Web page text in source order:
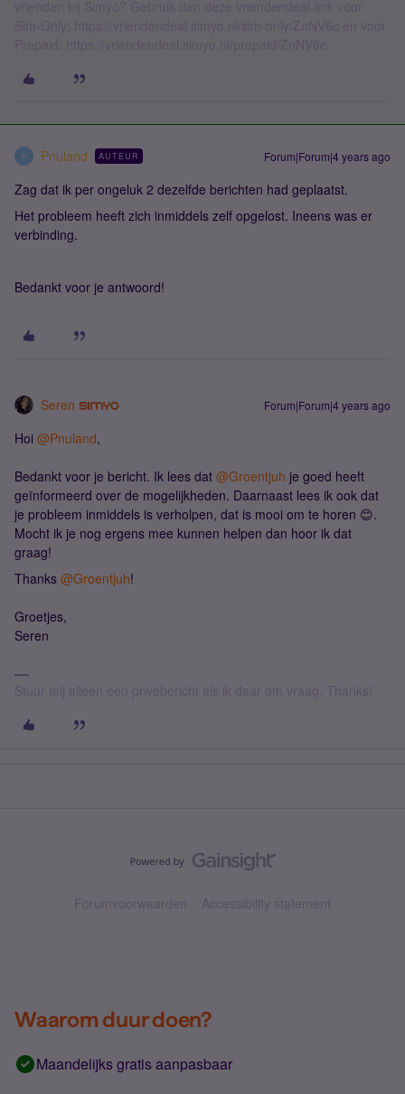
P Pnuland AUTEUR Forum|Forum|4 years ago
Zag dat ik per ongeluk 2 dezelfde berichten had geplaatst.
Het probleem heeft zich inmiddels zelf opgelost. Ineens was er
verbinding.
Bedankt voor je antwoord!
Seren Forum|Forum|4 years ago
Hoi @Pnuland,
Bedankt voor je bericht. Ik lees dat @Groentjuh je goed heeft
geïnformeerd over de mogelijkheden. Daarnaast lees ik ook dat
je probleem inmiddels is verholpen, dat is mooi om te horen 😊.
Mocht ik je nog ergens mee kunnen helpen dan hoor ik dat
graag!
Thanks @Groentjuh!
Groetjes,
Seren
Stuur mij alleen een privébericht als ik daar om vraag. Thanks!
Forumvoorwaarden Accessibility statement
Waarom duur doen?
Maandelijks gratis aanpasbaar